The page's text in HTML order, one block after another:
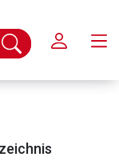
Suche
abschicken